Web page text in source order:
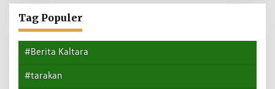
Tag Populer
#Berita Kaltara
#tarakan